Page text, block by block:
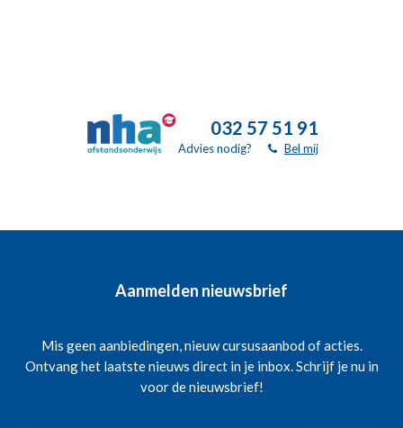
032 57 51 91
Advies nodig? Bel mij
Aanmelden nieuwsbrief
Mis geen aanbiedingen, nieuw cursusaanbod of acties.
Ontvang het laatste nieuws direct in je inbox. Schrijf je nu in
voor de nieuwsbrief!